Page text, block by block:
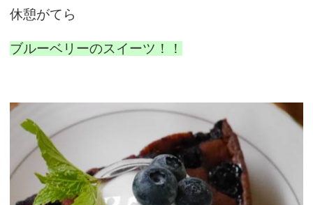
休憩がてら
ブルーベリーのスイーツ！！